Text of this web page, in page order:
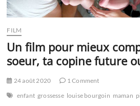
FILM
Un film pour mieux
soeur, ta copine future
24 août 2020
1 Comment
enfant grossesse louise bourgoin maman